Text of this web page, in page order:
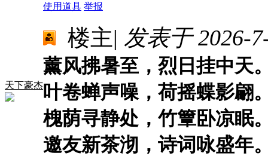
使用道具 举报
天下豪杰
楼主| 发表于 2026-
薰风拂暑至，烈日挂中天
叶卷蝉声噪，荷摇蝶影翩
槐荫寻静处，竹簟卧凉眠
邀友新茶沏，诗词咏盛年